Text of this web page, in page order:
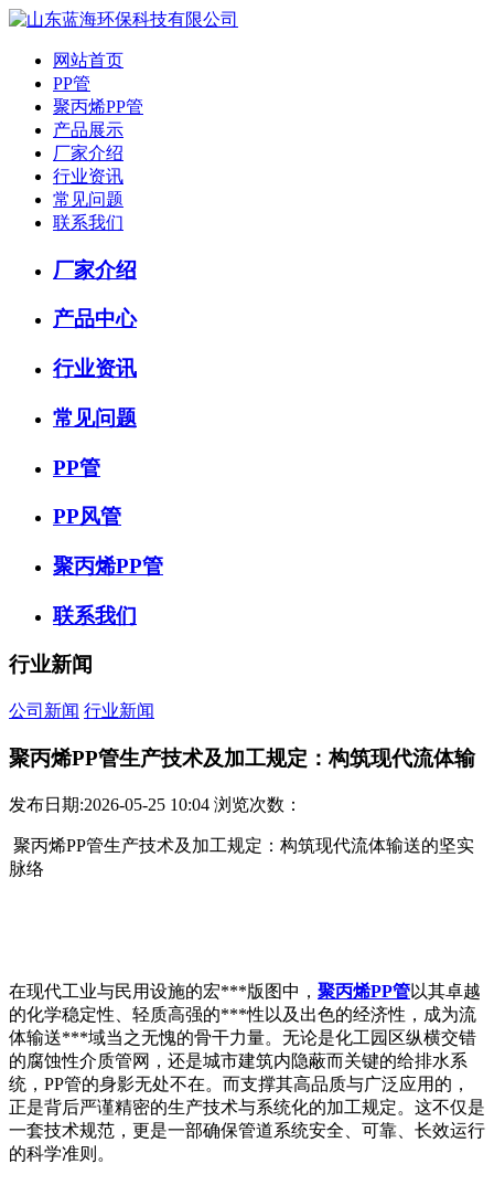
网站首页
PP管
聚丙烯PP管
产品展示
厂家介绍
行业资讯
常见问题
联系我们
厂家介绍
产品中心
行业资讯
常见问题
PP管
PP风管
聚丙烯PP管
联系我们
行业新闻
公司新闻 行业新闻
聚丙烯PP管生产技术及加工规定：构筑现代流体输
发布日期:2026-05-25 10:04 浏览次数：
聚丙烯PP管生产技术及加工规定：构筑现代流体输送的坚实
脉络
在现代工业与民用设施的宏***版图中， 聚丙烯PP管以其卓越
的化学稳定性、轻质高强的***性以及出色的经济性，成为流
体输送***域当之无愧的骨干力量。无论是化工园区纵横交错
的腐蚀性介质管网，还是城市建筑内隐蔽而关键的给排水系
统，PP管的身影无处不在。而支撑其高品质与广泛应用的，
正是背后严谨精密的生产技术与系统化的加工规定。这不仅是
一套技术规范，更是一部确保管道系统安全、可靠、长效运行
的科学准则。